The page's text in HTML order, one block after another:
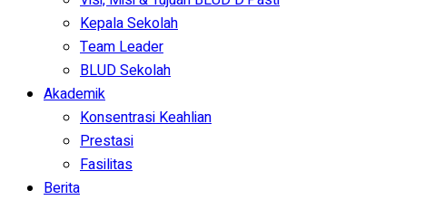
Kepala Sekolah
Team Leader
BLUD Sekolah
Akademik
Konsentrasi Keahlian
Prestasi
Fasilitas
Berita